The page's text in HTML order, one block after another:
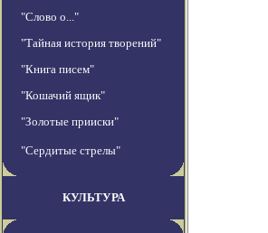
"Слово о..."
"Тайная история творений"
"Книга писем"
"Кошачий ящик"
"Золотые прииски"
"Сердитые стрелы"
КУЛЬТУРА